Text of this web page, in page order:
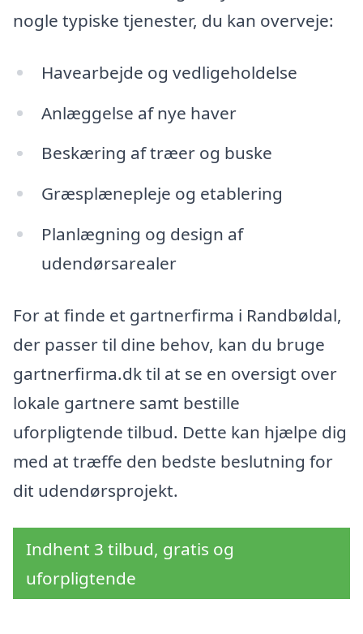
nogle typiske tjenester, du kan overveje:
Havearbejde og vedligeholdelse
Anlæggelse af nye haver
Beskæring af træer og buske
Græsplænepleje og etablering
Planlægning og design af
udendørsarealer
For at finde et gartnerfirma i Randbøldal,
der passer til dine behov, kan du bruge
gartnerfirma.dk til at se en oversigt over
lokale gartnere samt bestille
uforpligtende tilbud. Dette kan hjælpe dig
med at træffe den bedste beslutning for
dit udendørsprojekt.
Indhent 3 tilbud, gratis og
uforpligtende